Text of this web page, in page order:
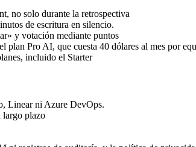
no solo durante la retrospectiva
de escritura en silencio.
y votación mediante puntos
plan Pro AI, que cuesta 40 dólares al mes por
incluido el Starter
Linear ni Azure DevOps.
largo plazo